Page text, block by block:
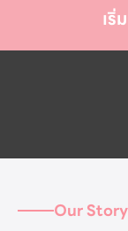
เ
Our Story